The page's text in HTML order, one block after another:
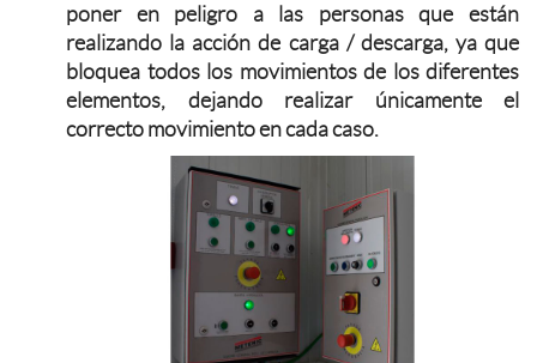
poner en peligro a las personas que están
realizando la acción de carga / descarga, ya que
bloquea todos los movimientos de los diferentes
elementos, dejando realizar únicamente el
correcto movimiento en cada caso.